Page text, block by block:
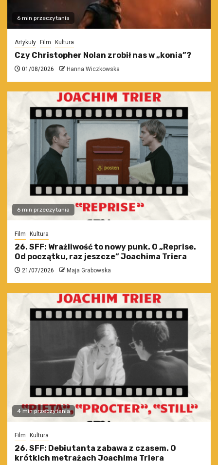
6 min przeczytania
Artykuły Film Kultura
Czy Christopher Nolan zrobił nas w „konia”?
01/08/2026 Hanna Wiczkowska
6 min przeczytania
Film Kultura
26. SFF: Wrażliwość to nowy punk. O „Reprise.
Od początku, raz jeszcze” Joachima Triera
21/07/2026 Maja Grabowska
4 min przeczytania
Film Kultura
26. SFF: Debiutanta zabawa z czasem. O
krótkich metrażach Joachima Triera